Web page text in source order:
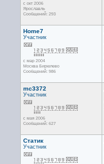
с окт 2006
Ярославль
Сообщений: 293
Home7
Участник
с мар 2004
Москва Бирюлево
Сообщений: 986
mc3372
Участник
с мая 2006
Сообщений: 627
Статик
Участник